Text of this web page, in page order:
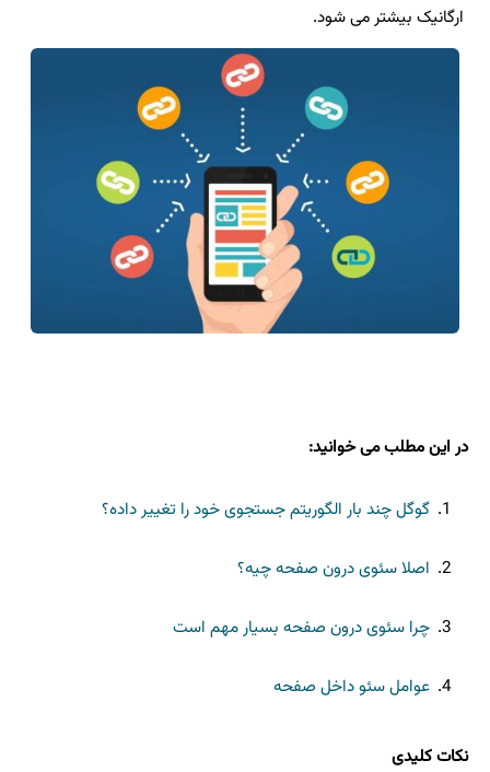
آموزش
ارگانیک بیشتر می شود.
در این مطلب می خوانید:
گوگل چند بار الگوریتم جستجوی خود را تغییر داده؟
اصلا سئوی درون صفحه چیه؟
چرا سئوی درون صفحه بسیار مهم است
عوامل سئو داخل صفحه
نکات کلیدی